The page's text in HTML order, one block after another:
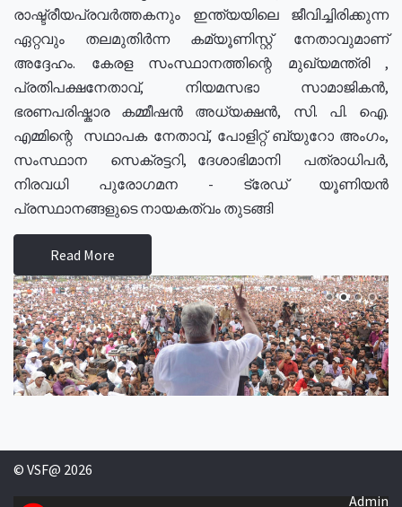
രാഷ്ട്രീയപ്രവർത്തകനും ഇന്ത്യയിലെ ജീവിച്ചിരിക്കുന്ന
ഏറ്റവും തലമുതിർന്ന കമ്യൂണിസ്റ്റ് നേതാവുമാണ്
അദ്ദേഹം. കേരള സംസ്ഥാനത്തിന്റെ മുഖ്യമന്ത്രി ,
പ്രതിപക്ഷനേതാവ്, നിയമസഭാ സാമാജികൻ,
ഭരണപരിഷ്കാര കമ്മീഷൻ അധ്യക്ഷൻ, സി. പി. ഐ.
എമ്മിന്റെ സഥാപക നേതാവ്, പോളിറ്റ് ബ്യുറോ അംഗം,
സംസ്ഥാന സെക്രട്ടറി, ദേശാഭിമാനി പത്രാധിപർ,
നിരവധി പുരോഗമന - ട്രേഡ് യൂണിയൻ
പ്രസ്ഥാനങ്ങളുടെ നായകത്വം തുടങ്ങി
Read More
© VSF@ 2026
Admin